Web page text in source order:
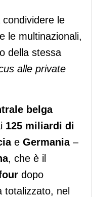
condividere le
e le multinazionali,
della stessa
alle private
belga
125 miliardi di
e Germania–
, che è il
dopo
totalizzato, nel